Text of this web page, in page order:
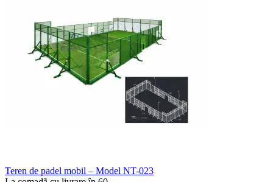
Teren de padel mobil – Model NT-023